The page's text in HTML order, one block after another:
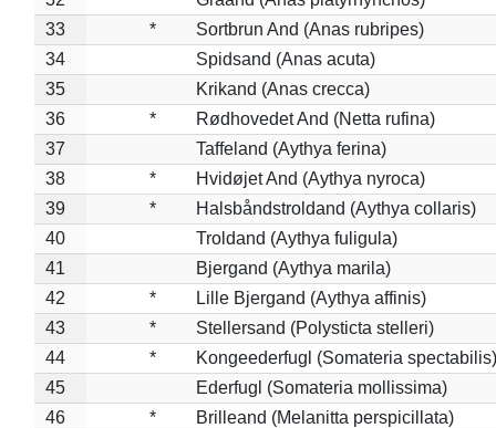
33
*
Sortbrun And (Anas rubripes)
34
Spidsand (Anas acuta)
35
Krikand (Anas crecca)
36
*
Rødhovedet And (Netta rufina)
37
Taffeland (Aythya ferina)
38
*
Hvidøjet And (Aythya nyroca)
39
*
Halsbåndstroldand (Aythya collaris)
40
Troldand (Aythya fuligula)
41
Bjergand (Aythya marila)
42
*
Lille Bjergand (Aythya affinis)
43
*
Stellersand (Polysticta stelleri)
44
*
Kongeederfugl (Somateria spectabilis)
45
Ederfugl (Somateria mollissima)
46
*
Brilleand (Melanitta perspicillata)